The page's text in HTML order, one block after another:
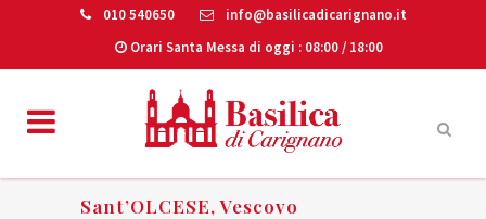
010 540650
info@basilicadicarignano.it
Orari Santa Messa di oggi : 08:00 / 18:00
Sant’OLCESE, Vescovo